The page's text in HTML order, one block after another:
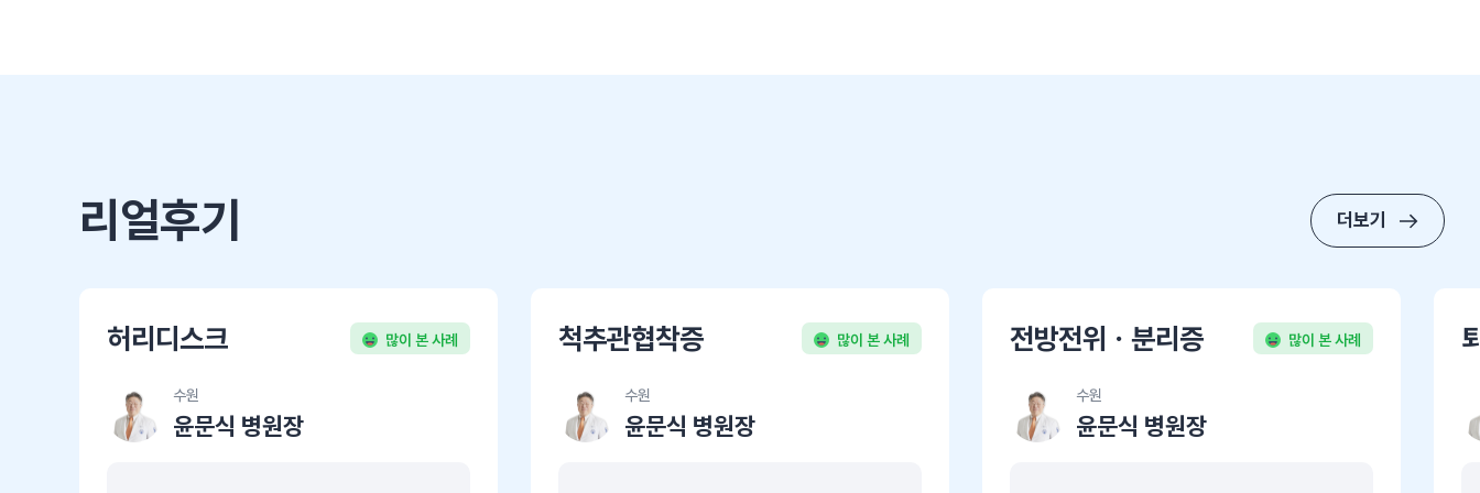
리얼후기 더보기
허리디스크 많이 본 사례
수원
윤문식 병원장
척추관협착증 많이 본 사례
수원
윤문식 병원장
전방전위ㆍ분리증 많이 본 사례
수원
윤문식 병원장